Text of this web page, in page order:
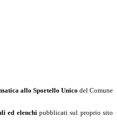
allo Sportello Unico del Comune
ed elenchipubblicati sul proprio sito